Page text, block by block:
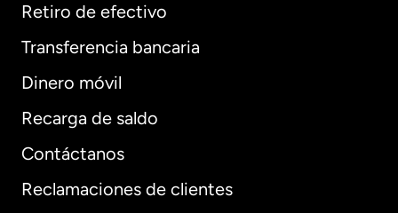
Retiro de efectivo
Transferencia bancaria
Dinero móvil
Recarga de saldo
Contáctanos
Reclamaciones de clientes